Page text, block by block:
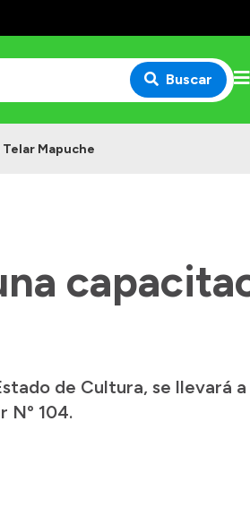
Buscar
Mapuche
de Cultura, se llevará
Nº 104.